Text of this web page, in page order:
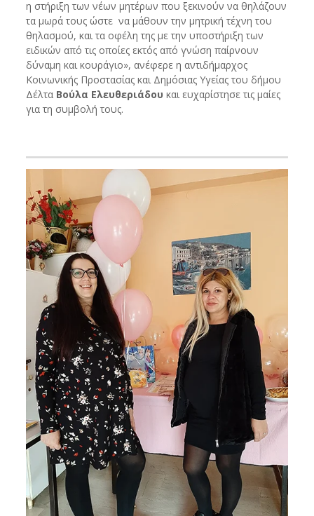
η στήριξη των νέων μητέρων που ξεκινούν να θηλάζουν
τα μωρά τους ώστε να μάθουν την μητρική τέχνη του
θηλασμού, και τα οφέλη της με την υποστήριξη των
ειδικών από τις οποίες εκτός από γνώση παίρνουν
δύναμη και κουράγιο», ανέφερε η αντιδήμαρχος
Κοινωνικής Προστασίας και Δημόσιας Υγείας του δήμου
Δέλτα Βούλα Ελευθεριάδου και ευχαρίστησε τις μαίες
για τη συμβολή τους.